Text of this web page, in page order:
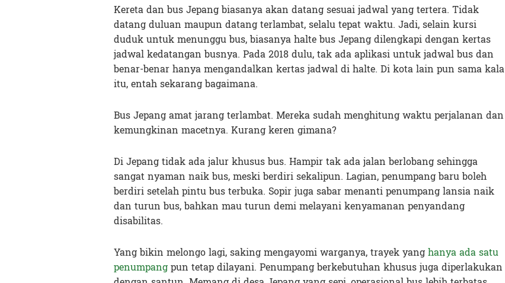
Kereta dan bus Jepang biasanya akan datang sesuai jadwal yang tertera. Tidak
datang duluan maupun datang terlambat, selalu tepat waktu. Jadi, selain kursi
duduk untuk menunggu bus, biasanya halte bus Jepang dilengkapi dengan kertas
jadwal kedatangan busnya. Pada 2018 dulu, tak ada aplikasi untuk jadwal bus dan
benar-benar hanya mengandalkan kertas jadwal di halte. Di kota lain pun sama kala
itu, entah sekarang bagaimana.
Bus Jepang amat jarang terlambat. Mereka sudah menghitung waktu perjalanan dan
kemungkinan macetnya. Kurang keren gimana?
Di Jepang tidak ada jalur khusus bus. Hampir tak ada jalan berlobang sehingga
sangat nyaman naik bus, meski berdiri sekalipun. Lagian, penumpang baru boleh
berdiri setelah pintu bus terbuka. Sopir juga sabar menanti penumpang lansia naik
dan turun bus, bahkan mau turun demi melayani kenyamanan penyandang
disabilitas.
Yang bikin melongo lagi, saking mengayomi warganya, trayek yanghanya ada satu
penumpangpun tetap dilayani. Penumpang berkebutuhan khusus juga diperlakukan